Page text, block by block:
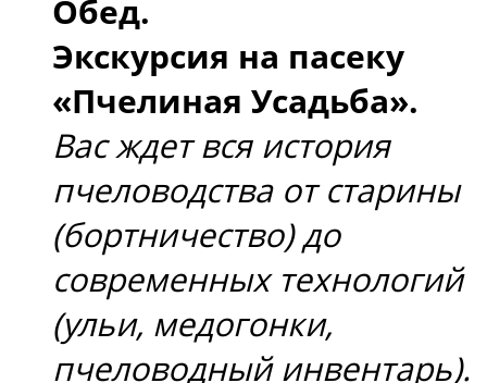
Обед.
Экскурсия на пасеку
«Пчелиная Усадьба».
Вас ждет вся история
пчеловодства от старины
(бортничество) до
современных технологий
(ульи, медогонки,
пчеловодный инвентарь).